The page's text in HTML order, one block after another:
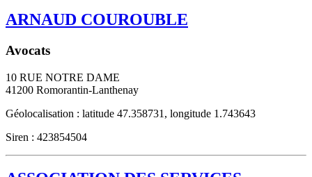
ARNAUD COUROUBLE
Avocats
10 RUE NOTRE DAME
41200 Romorantin-Lanthenay
Géolocalisation : latitude 47.358731, longitude 1.743643
Siren : 423854504